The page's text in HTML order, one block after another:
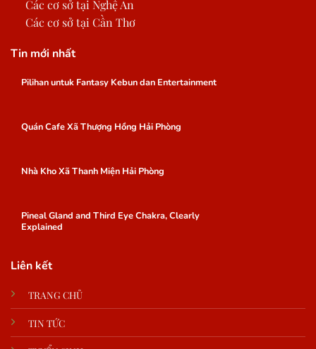
Các cơ sở tại Nghệ An
Các cơ sở tại Cần Thơ
Tin mới nhất
Pilihan untuk Fantasy Kebun dan Entertainment
Quán Cafe Xã Thượng Hồng Hải Phòng
Nhà Kho Xã Thanh Miện Hải Phòng
Pineal Gland and Third Eye Chakra, Clearly
Explained
Liên kết
TRANG CHỦ
TIN TỨC